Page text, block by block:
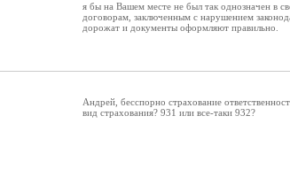
я бы на Вашем месте не был так однозначен в
договорам, заключенным с нарушением
дорожат и документы оформляют правильно.
Андрей, бесспорно страхование
вид страхования? 931 или все-таки 932?